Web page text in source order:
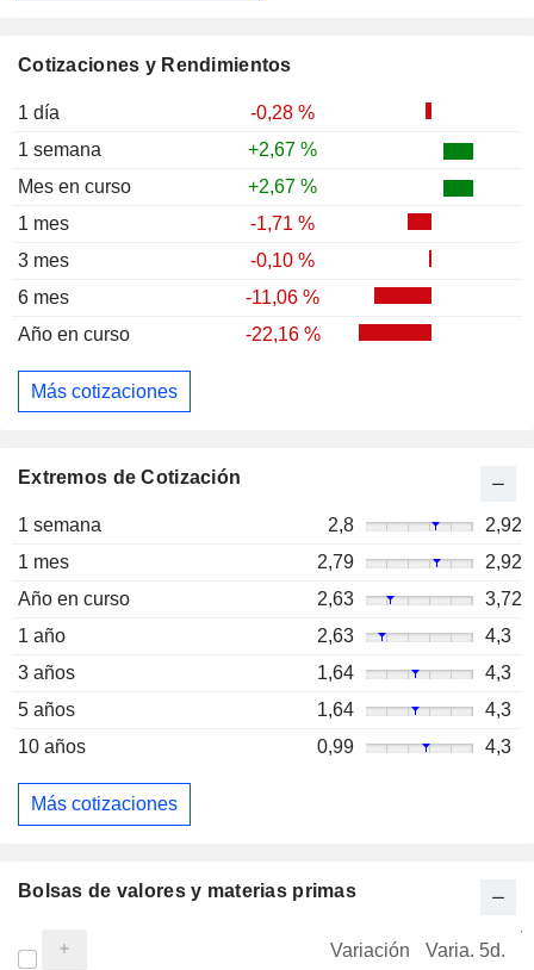
Cotizaciones y Rendimientos
1 día
-0,28 %
1 semana
+2,67 %
Mes en curso
+2,67 %
1 mes
-1,71 %
3 mes
-0,10 %
6 mes
-11,06 %
Año en curso
-22,16 %
Más cotizaciones
Extremos de Cotización
1 semana 2,8
2,92
1 mes
2,79
2,92
Año en curso
2,63
3,72
1 año
2,63
4,3
3 años
1,64
4,3
5 años
1,64
4,3
10 años
0,99 4,3
Más cotizaciones
Bolsas de valores y materias primas
Variación Varia. 5d.